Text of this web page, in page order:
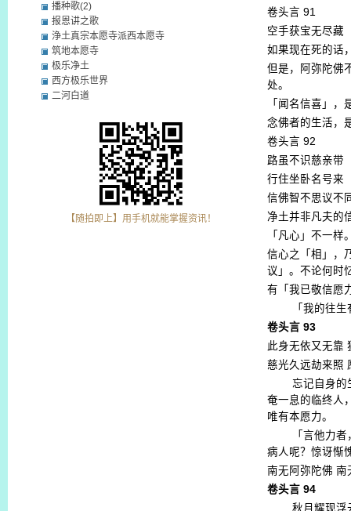
卷头言 91
空手获宝无尽藏
如果现在死的话
但是，阿弥陀佛
处。
「闻名信喜」
念佛者的生活，
卷头言 92
路虽不识慈亲带
行住坐卧名号来
信佛智不思议不
净土并非凡夫的
「凡心」不一样
信心之「相」，
议」。不论何时
有「我已敬信愿
「我的往
卷头言 93
此身无依又无靠
慈光久远劫来照
忘记自身的
奄一息的临终人
唯有本愿力。
「言他力
病人呢？惊讶惭
南无阿弥陀佛 南
卷头言 94
秋月耀现浮
播种歌(2)
报恩讲之歌
浄土真宗本愿寺派西本愿寺
筑地本愿寺
极乐净土
西方极乐世界
二河白道
【随拍即上】用手机就能掌握资讯！